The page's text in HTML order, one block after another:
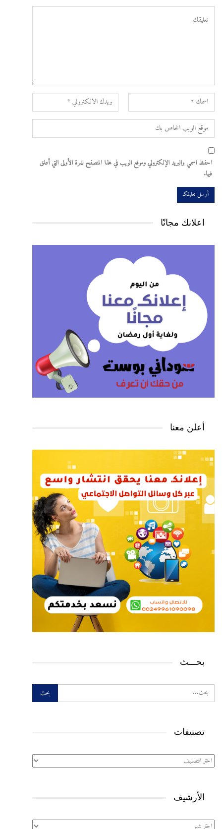
احفظ اسمي والبريد الإلكتروني وموقع الويب في هذا المتصفح للمرة الأولى التي أعلق
فيها.
اعلانك مجانًا
أعلن معنا
بحـــث
تصنيفات
تصنيفات
الأرشيف
الأرشيف